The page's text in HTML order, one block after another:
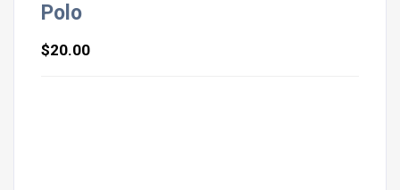
Polo
$20.00